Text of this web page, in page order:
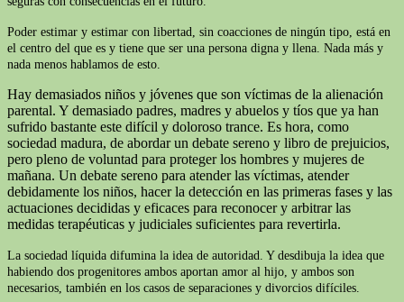
Poder estimar y estimar con libertad, sin coacciones de ningún tipo, está en
el centro del que es y tiene que ser una persona digna y llena. Nada más y
nada menos hablamos de esto.
Hay demasiados niños y jóvenes que son víctimas de la alienación
parental. Y demasiado padres, madres y abuelos y tíos que ya han
sufrido bastante este difícil y doloroso trance. Es hora, como
sociedad madura, de abordar un debate sereno y libro de prejuicios,
pero pleno de voluntad para proteger los hombres y mujeres de
mañana. Un debate sereno para atender las víctimas, atender
debidamente los niños, hacer la detección en las primeras fases y las
actuaciones decididas y eficaces para reconocer y arbitrar las
medidas terapéuticas y judiciales suficientes para revertirla.
La sociedad líquida difumina la idea de autoridad. Y desdibuja la idea que
habiendo dos progenitores ambos aportan amor al hijo, y ambos son
necesarios, también en los casos de separaciones y divorcios difíciles.